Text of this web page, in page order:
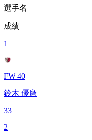
選手名
成績
1
FW 40
鈴木 優磨
33
2